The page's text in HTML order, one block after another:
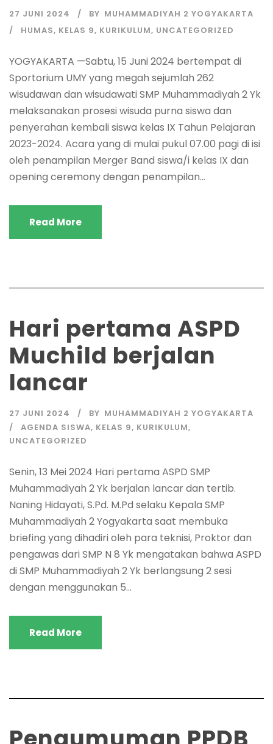
27 JUNI 2024 BY MUHAMMADIYAH 2 YOGYAKARTA
HUMAS, KELAS 9, KURIKULUM, UNCATEGORIZED
YOGYAKARTA —Sabtu, 15 Juni 2024 bertempat di
Sportorium UMY yang megah sejumlah 262
wisudawan dan wisudawati SMP Muhammadiyah 2 Yk
melaksanakan prosesi wisuda purna siswa dan
penyerahan kembali siswa kelas IX Tahun Pelajaran
2023-2024. Acara yang di mulai pukul 07.00 pagi di isi
oleh penampilan Merger Band siswa/i kelas IX dan
opening ceremony dengan penampilan...
Read More
Hari pertama ASPD
Muchild berjalan
lancar
27 JUNI 2024 BY MUHAMMADIYAH 2 YOGYAKARTA
AGENDA SISWA, KELAS 9, KURIKULUM,
UNCATEGORIZED
Senin, 13 Mei 2024 Hari pertama ASPD SMP
Muhammadiyah 2 Yk berjalan lancar dan tertib.
Naning Hidayati, S.Pd. M.Pd selaku Kepala SMP
Muhammadiyah 2 Yogyakarta saat membuka
briefing yang dihadiri oleh para teknisi, Proktor dan
pengawas dari SMP N 8 Yk mengatakan bahwa ASPD
di SMP Muhammadiyah 2 Yk berlangsung 2 sesi
dengan menggunakan 5...
Read More